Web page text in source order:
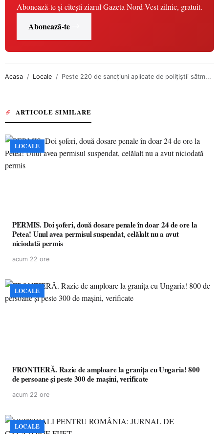
Abonează-te și citești ziarul Gazeta Nord-Vest zilnic, gratuit.
Abonează-te
Acasa Locale Peste 220 de sancțiuni aplicate de polițiștii sătm...
ARTICOLE SIMILARE
LOCALE
PERMIS. Doi șoferi, două dosare penale în doar 24 de ore la
Petea! Unul avea permisul suspendat, celălalt nu a avut
niciodată permis
acum 22 ore
LOCALE
FRONTIERĂ. Razie de amploare la granița cu Ungaria! 800
de persoane și peste 300 de mașini, verificate
acum 22 ore
LOCALE